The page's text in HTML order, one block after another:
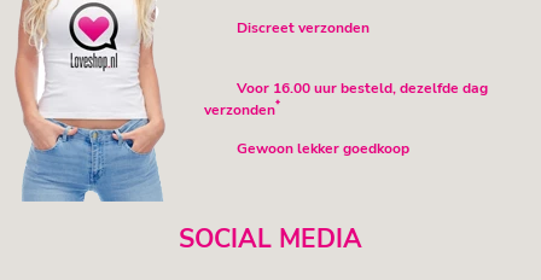
Discreet verzonden
Voor 16.00 uur besteld, dezelfde dag
verzonden*
Gewoon lekker goedkoop
SOCIAL MEDIA